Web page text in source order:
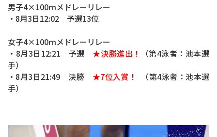
男子4×100ｍメドレーリレー
・8月3日12:02 予選13位
女子4×100ｍメドレーリレー
・8月3日12:21 予選 ★決勝進出！
（第4泳者：池本選
手）
・8月3日21:49 決勝 ★7位入賞！
（第4泳者：池本選
手）